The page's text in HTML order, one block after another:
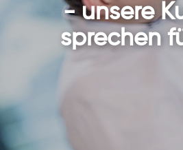
- unsere
sprechen